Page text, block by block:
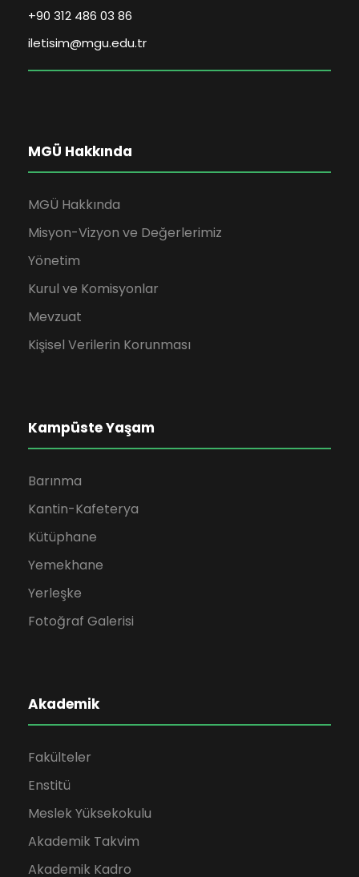
+90 312 486 03 86
iletisim@mgu.edu.tr
MGÜ Hakkında
MGÜ Hakkında
Misyon-Vizyon ve Değerlerimiz
Yönetim
Kurul ve Komisyonlar
Mevzuat
Kişisel Verilerin Korunması
Kampüste Yaşam
Barınma
Kantin-Kafeterya
Kütüphane
Yemekhane
Yerleşke
Fotoğraf Galerisi
Akademik
Fakülteler
Enstitü
Meslek Yüksekokulu
Akademik Takvim
Akademik Kadro